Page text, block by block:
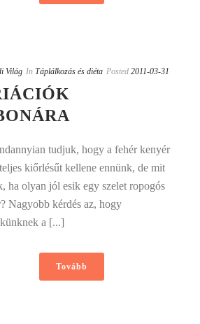
Világ In Táplálkozás és diéta Posted 2011-03-31
tudjuk, hogy a fehér kenyér
kiőrlésűt kellene ennünk, de mit
ha olyan jól esik egy szelet ropogós
Nagyobb kérdés az, hogy
a [...]
Tovább